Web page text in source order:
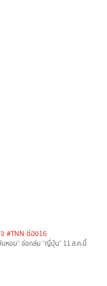
#TNN ช่อง16
นหอม” จ่อถล่ม “ญี่ปุ่น” 11 ส.ค.นี้